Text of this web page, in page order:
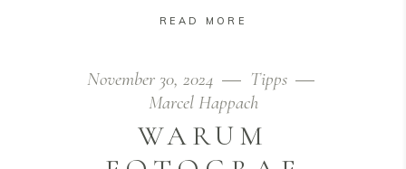
READ MORE
November 30, 2024
Tipps
Marcel Happach
WARUM